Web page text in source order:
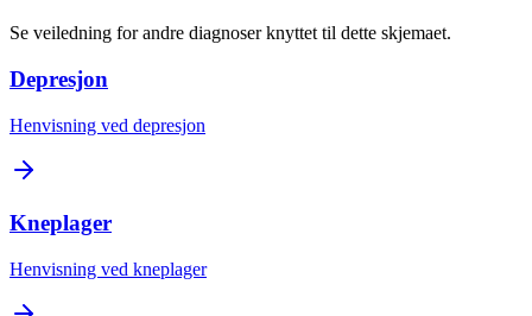
Se veiledning for andre diagnoser knyttet til dette skjemaet.
Depresjon
Henvisning ved depresjon
Kneplager
Henvisning ved kneplager